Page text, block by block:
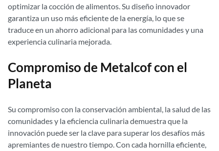
optimizar la cocción de alimentos. Su diseño innovador
garantiza un uso más eficiente de la energía, lo que se
traduce en un ahorro adicional para las comunidades y una
experiencia culinaria mejorada.
Compromiso de Metalcof con el
Planeta
Su compromiso con la conservación ambiental, la salud de las
comunidades y la eficiencia culinaria demuestra que la
innovación puede ser la clave para superar los desafíos más
apremiantes de nuestro tiempo. Con cada hornilla eficiente,